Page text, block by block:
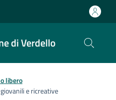
di Verdello
libero
e ricreative